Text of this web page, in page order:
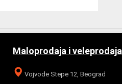
Maloprodaja i veleprodaja
Vojvode Stepe 12, Beograd